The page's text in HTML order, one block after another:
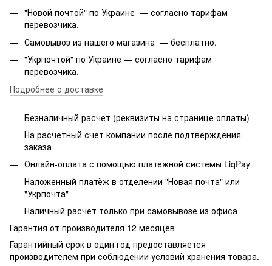
"Новой почтой" по Украине — согласно тарифам
перевозчика.
Самовывоз из нашего магазина — бесплатно.
"Укрпочтой" по Украине — согласно тарифам
перевозчика.
Подробнее о доставке
Безналичный расчет (реквизиты на странице оплаты)
На расчетный счет компании после подтверждения
заказа
Онлайн-оплата с помощью платёжной системы LiqPay
Наложенный платёж в отделении "Новая почта" или
"Укрпочта"
Наличный расчёт только при самовывозе из офиса
Гарантия от производителя 12 месяцев
Гарантийный срок в один год предоставляется
производителем при соблюдении условий хранения товара.